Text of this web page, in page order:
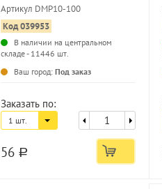
Артикул DMP10-100
Код 039953
В наличии на центральном
складе - 11446 шт.
Ваш город: Под заказ
Заказать по:
1 шт.
56 a